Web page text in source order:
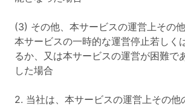
(3) その他、本サービスの運営上その他
本サービスの一時的な運営停止若しく
るか、又は本サービスの運営が困難で
した場合
2. 当社は、本サービスの運営上その他